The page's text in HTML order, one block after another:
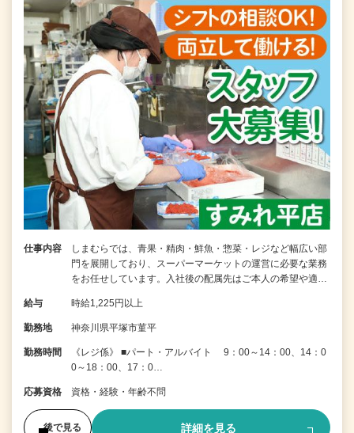
仕事内容
しまむらでは、青果・精肉・鮮魚・惣菜・レジなど幅広い部
門を展開しており、スーパーマーケットの運営に必要な業務
をお任せしています。入社後の配属先はご本人の希望や適…
給与 時給1,225円以上
勤務地 神奈川県平塚市菫平
勤務時間
《レジ係》 ■パート・アルバイト 9：00～14：00、14：0
0～18：00、17：0…
応募資格 資格・経験・年齢不問
後で見る 詳細を見る